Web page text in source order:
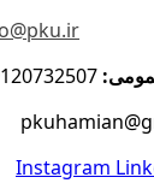
Instagram